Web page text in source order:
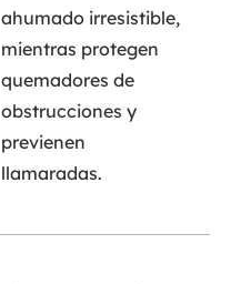
ahumado irresistible,
mientras protegen
quemadores de
obstrucciones y
previenen
llamaradas.